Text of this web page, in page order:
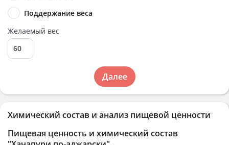
Химический состав и анализ пищевой ценности
Пищевая ценность и химический состав
Поддержание веса
Желаемый вес
Далее